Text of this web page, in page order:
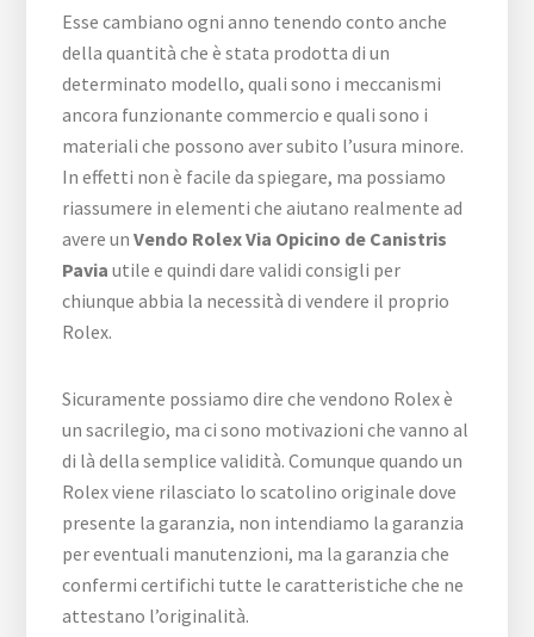
Esse cambiano ogni anno tenendo conto anche
della quantità che è stata prodotta di un
determinato modello, quali sono i meccanismi
ancora funzionante commercio e quali sono i
materiali che possono aver subito l’usura minore.
In effetti non è facile da spiegare, ma possiamo
riassumere in elementi che aiutano realmente ad
avere unVendo Rolex Via Opicino de Canistris
Pavia utile e quindi dare validi consigli per
chiunque abbia la necessità di vendere il proprio
Rolex.
Sicuramente possiamo dire che vendono Rolex è
un sacrilegio, ma ci sono motivazioni che vanno al
di là della semplice validità. Comunque quando un
Rolex viene rilasciato lo scatolino originale dove
presente la garanzia, non intendiamo la garanzia
per eventuali manutenzioni, ma la garanzia che
confermi certifichi tutte le caratteristiche che ne
attestano l’originalità.